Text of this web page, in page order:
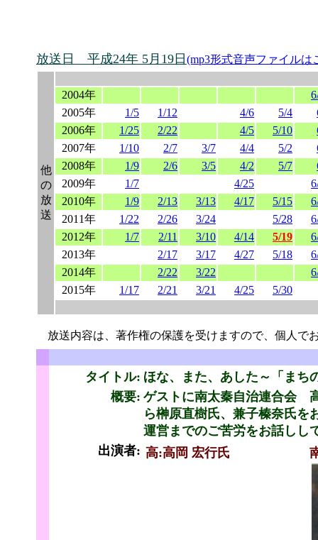
放送日 平成24年 5月19日 (mp3形式音声ファイル
他
の
放
送
2004年
2005年
1/5 1/12 4/6 5/4
2006年
1/25 2/22 4/5 5/10
2007年
1/10 2/7 3/7 4/4 5/2
2008年
1/9 2/6 3/5 4/2 5/7
2009年
1/7 4/25
2010年
1/9 2/13 3/13 4/17 5/15
2011年
1/22 2/26 3/24 5/28
2012年
1/7 2/11 3/10 4/14 5/19
2013年
2/17 3/17 4/27 5/18
2014年
2/22 3/22
2015年
1/17 2/21 3/21 4/25 5/30
放送内容は、著作権の保護を受けますので、個人で
タイトル: ほな、また、あした～「まち
概要: ゲストに南太秦自治連合会
ら榊原直樹氏、兼子榛奈氏を
運営までのご苦労をお話しし
出演者: 高:高岡 宏行氏